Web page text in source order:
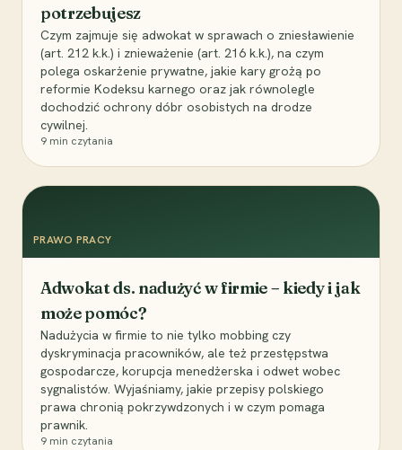
potrzebujesz
Czym zajmuje się adwokat w sprawach o zniesławienie
(art. 212 k.k.) i znieważenie (art. 216 k.k.), na czym
polega oskarżenie prywatne, jakie kary grożą po
reformie Kodeksu karnego oraz jak równolegle
dochodzić ochrony dóbr osobistych na drodze
cywilnej.
9 min czytania
PRAWO PRACY
Adwokat ds. nadużyć w firmie – kiedy i jak
może pomóc?
Nadużycia w firmie to nie tylko mobbing czy
dyskryminacja pracowników, ale też przestępstwa
gospodarcze, korupcja menedżerska i odwet wobec
sygnalistów. Wyjaśniamy, jakie przepisy polskiego
prawa chronią pokrzywdzonych i w czym pomaga
prawnik.
9 min czytania